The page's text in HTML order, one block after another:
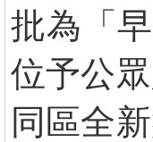
批為「
位予公
同區全